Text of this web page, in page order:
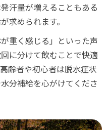
汗量が増えることもある
求められます。
重く感じる」といった声
に分けて飲むことで快適
齢者や初心者は脱水症状
分補給を心がけてくださ